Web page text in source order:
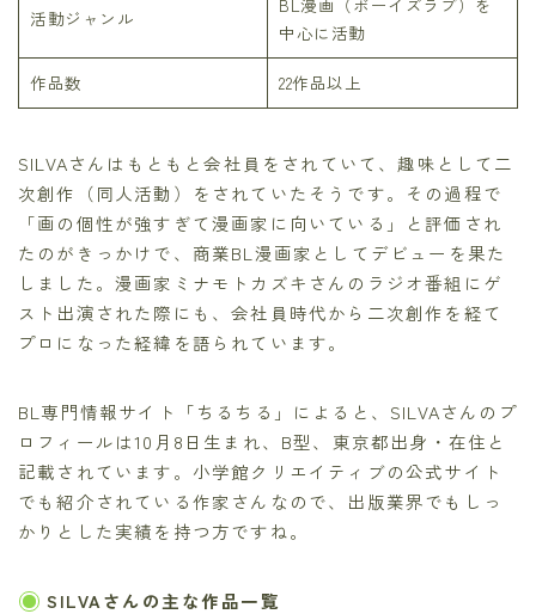
活動ジャンル
BL漫画（ボーイズラブ）を
中心に活動
作品数 22作品以上
SILVAさんはもともと会社員をされていて、趣味として二
次創作（同人活動）をされていたそうです。その過程で
「画の個性が強すぎて漫画家に向いている」と評価され
たのがきっかけで、商業BL漫画家としてデビューを果た
しました。漫画家ミナモトカズキさんのラジオ番組にゲ
スト出演された際にも、会社員時代から二次創作を経て
プロになった経緯を語られています。
BL専門情報サイト「ちるちる」によると、SILVAさんのプ
ロフィールは10月8日生まれ、B型、東京都出身・在住と
記載されています。小学館クリエイティブの公式サイト
でも紹介されている作家さんなので、出版業界でもしっ
かりとした実績を持つ方ですね。
SILVAさんの主な作品一覧